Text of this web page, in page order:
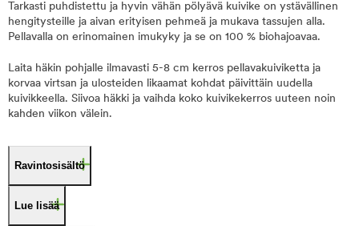
Tarkasti puhdistettu ja hyvin vähän pölyävä kuivike on ystävällinen
hengitysteille ja aivan erityisen pehmeä ja mukava tassujen alla.
Pellavalla on erinomainen imukyky ja se on 100 % biohajoavaa.
Laita häkin pohjalle ilmavasti 5-8 cm kerros pellavakuiviketta ja
korvaa virtsan ja ulosteiden likaamat kohdat päivittäin uudella
kuivikkeella. Siivoa häkki ja vaihda koko kuivikekerros uuteen noin
kahden viikon välein.
Ravintosisältö
Lue lisää